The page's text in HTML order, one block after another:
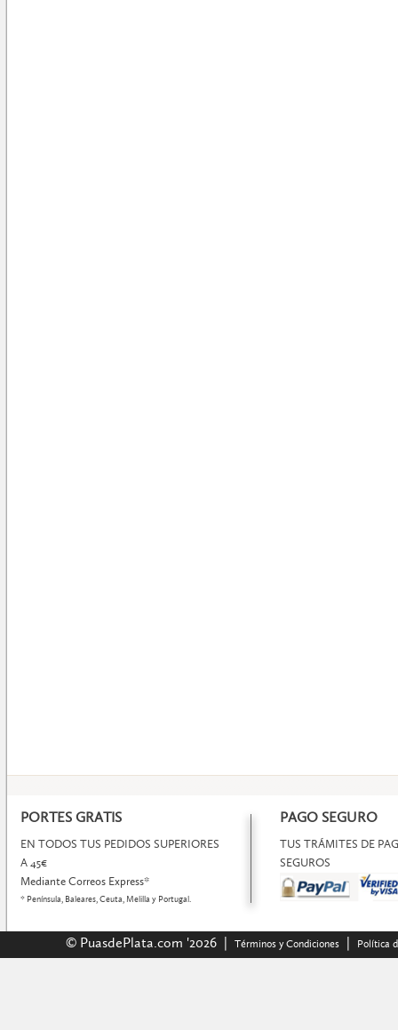
PORTES GRATIS
EN TODOS TUS PEDIDOS SUPERIORES
A 45€
Mediante Correos Express*
* Península, Baleares, Ceuta, Melilla y Portugal.
PAGO SEGURO
TUS TRÁMITES DE
SEGUROS
© PuasdePlata.com '2026 | Términos y Condiciones| Política